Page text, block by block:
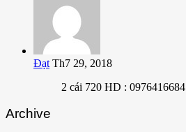
Đạt Th7 29, 2018
2 cái 720 HD : 0976416684
Archive